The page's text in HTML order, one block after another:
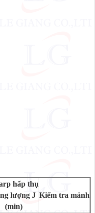
hấp thụ
lượng J
(min)
Kiểm tra mảnh